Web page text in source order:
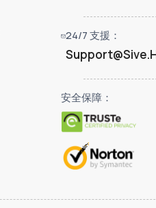
24/7 支援：
安全保障：